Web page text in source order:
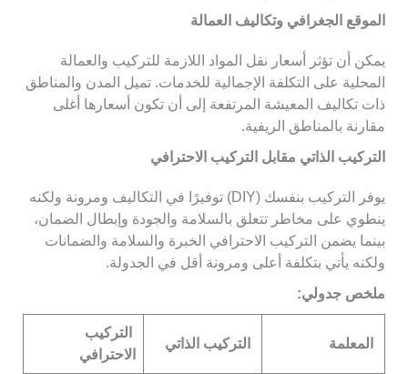
الموقع الجغرافي وتكاليف العمالة
يمكن أن تؤثر أسعار نقل المواد اللازمة للتركيب والعمالة
المحلية على التكلفة الإجمالية للخدمات. تميل المدن والمناطق
ذات تكاليف المعيشة المرتفعة إلى أن تكون أسعارها أغلى
مقارنة بالمناطق الريفية.
التركيب الذاتي مقابل التركيب الاحترافي
يوفر التركيب بنفسك (DIY) توفيرًا في التكاليف ومرونة ولكنه
ينطوي على مخاطر تتعلق بالسلامة والجودة وإبطال الضمان،
بينما يضمن التركيب الاحترافي الخبرة والسلامة والضمانات
ولكنه يأتي بتكلفة أعلى ومرونة أقل في الجدولة.
ملخص جدولي:
المعلمة التركيب الذاتي
التركيب
الاحترافي